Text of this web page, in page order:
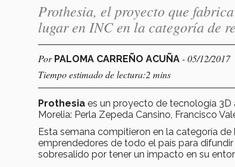
Prothesia, el proyecto que
lugar en INC en la categoría de
Por PALOMA CARREÑO ACUÑA - 05/12/2017
Tiempo estimado de lectura:2 mins
Prothesia es un proyecto de tecnología 3D
Morelia: Perla Zepeda Cansino, Francisco
Esta semana compitieron en la categoría de
emprendedores de todo el país para
sobresalido por tener un impacto en su